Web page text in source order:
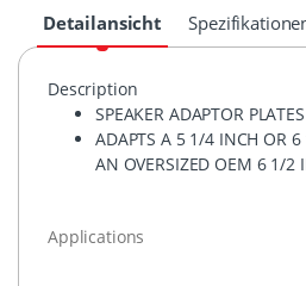
Detailansicht
Description
SPEAKER ADAPTOR PLATES
ADAPTS A 5 1/4 INCH OR 6
AN OVERSIZED OEM 6 1/2
Applications